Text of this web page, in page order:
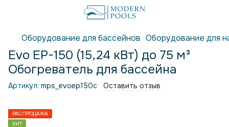
Оборудование для бассейнов Оборудование для
Evo EP-150 (15,24 кВт) до 75 м³
Обогреватель для бассейна
Артикул: mps_evoep150c Оставить отзыв
РАСПРОДАЖА
ХИТ